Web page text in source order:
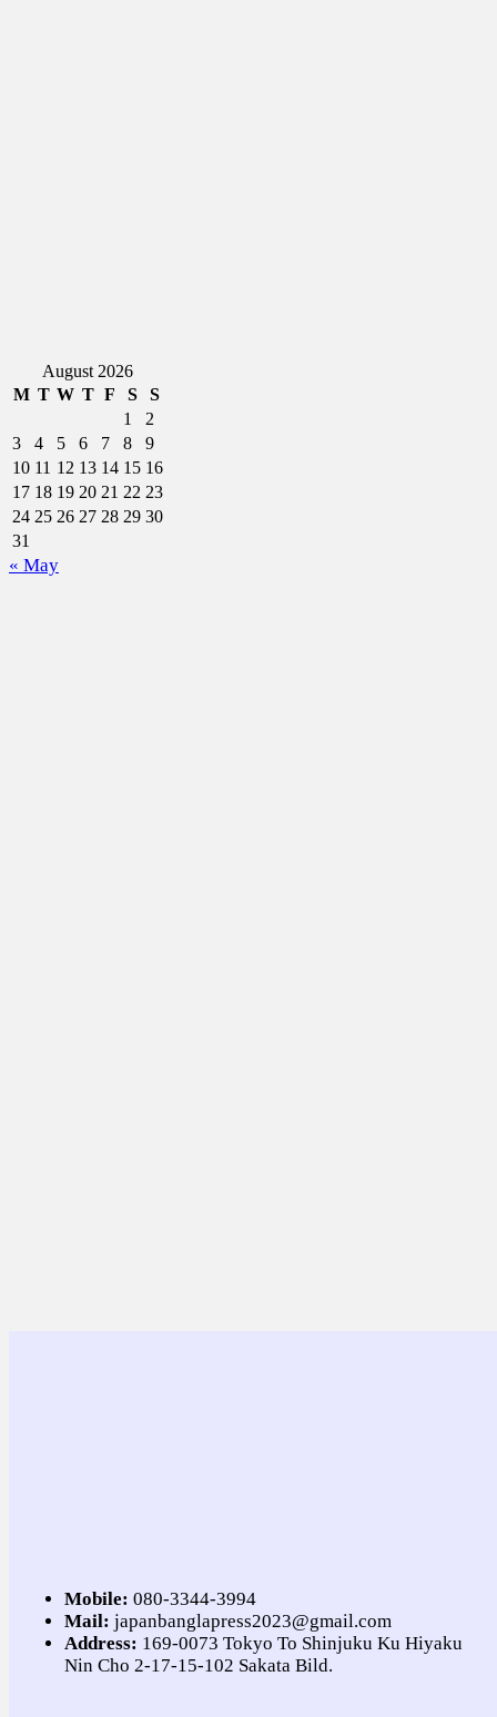
August 2026
M T W T F S
S
1
2
3
4 5 6 7 8
9
10 11 12 13 14 15 16
17 18 19 20 21 22 23
24 25 26 27 28 29 30
31
« May
Mobile: 080-3344-3994
Mail: japanbanglapress2023@gmail.com
Address: 169-0073 Tokyo To Shinjuku Ku Hiyaku
Nin Cho 2-17-15-102 Sakata Bild.